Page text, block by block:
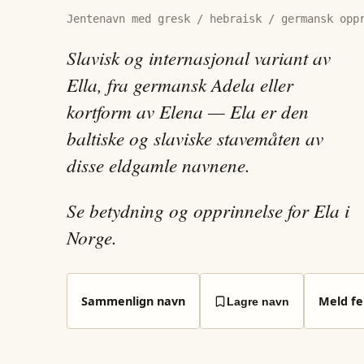
Jentenavn med gresk / hebraisk / germansk
Slavisk og internasjonal variant av
Ella, fra germansk Adela eller
kortform av Elena — Ela er den
baltiske og slaviske stavemåten av
disse eldgamle navnene.
Se betydning og opprinnelse for Ela i
Norge.
Sammenlign navn Lagre navn Meld